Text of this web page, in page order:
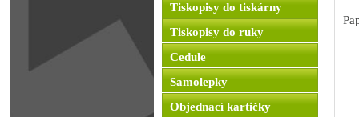
Tiskopisy do tiskárny
Tiskopisy do ruky
Cedule
Samolepky
Objednací kartičky